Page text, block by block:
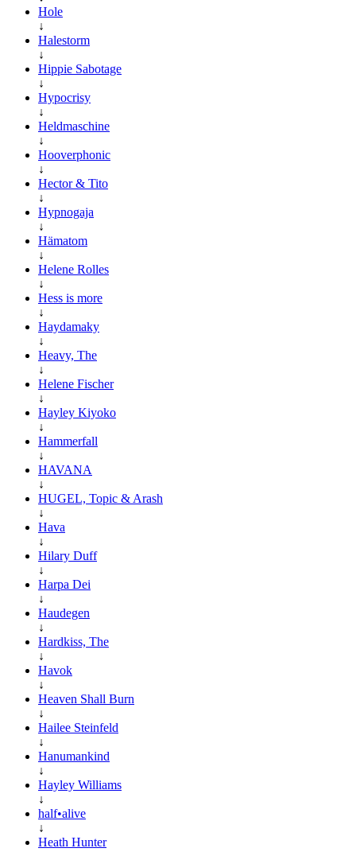
Hole
↓
Halestorm
↓
Hippie Sabotage
↓
Hypocrisy
↓
Heldmaschine
↓
Hooverphonic
↓
Hector & Tito
↓
Hypnogaja
↓
Hämatom
↓
Helene Rolles
↓
Hess is more
↓
Haydamaky
↓
Heavy, The
↓
Helene Fischer
↓
Hayley Kiyoko
↓
Hammerfall
↓
HAVANA
↓
HUGEL, Topic & Arash
↓
Hava
↓
Hilary Duff
↓
Harpa Dei
↓
Haudegen
↓
Hardkiss, The
↓
Havok
↓
Heaven Shall Burn
↓
Hailee Steinfeld
↓
Hanumankind
↓
Hayley Williams
↓
half•alive
↓
Heath Hunter